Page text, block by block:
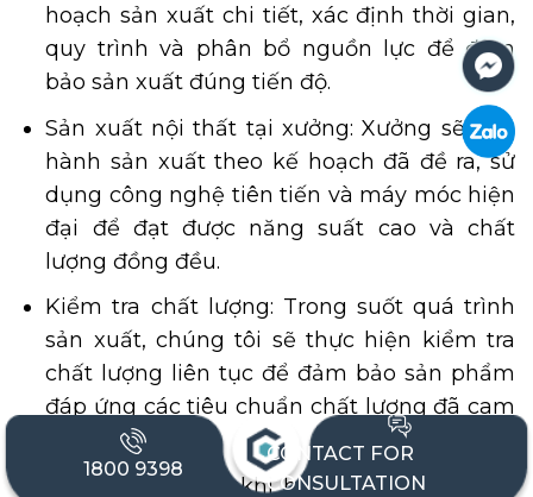
hoạch sản xuất chi tiết, xác định thời gian,
quy trình và phân bổ nguồn lực để đảm
bảo sản xuất đúng tiến độ.
Sản xuất nội thất tại xưởng: Xưởng sẽ tiến
hành sản xuất theo kế hoạch đã đề ra, sử
dụng công nghệ tiên tiến và máy móc hiện
đại để đạt được năng suất cao và chất
lượng đồng đều.
Kiểm tra chất lượng: Trong suốt quá trình
sản xuất, chúng tôi sẽ thực hiện kiểm tra
chất lượng liên tục để đảm bảo sản phẩm
đáp ứng các tiêu chuẩn chất lượng đã cam
Vận chuyển: Sau khi hoàn tất sản xuất và
1800 9398
CONTACT FOR
CONSULTATION